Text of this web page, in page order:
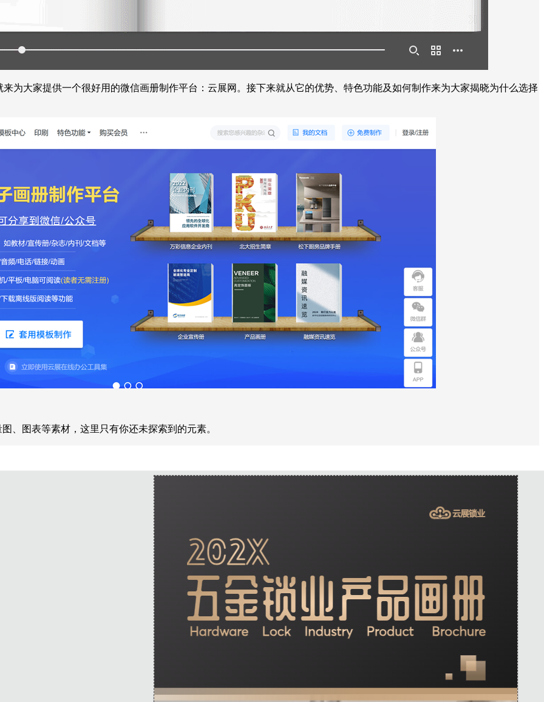
为大家提供一个很好用的微信画册制作平台：云展网。接下来就从它的优势、特色功能及如何制作来为大家揭晓为什么选择
、图表等素材，这里只有你还未探索到的元素。